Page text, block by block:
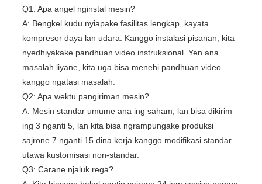
Q1: Apa angel nginstal mesin?
A: Bengkel kudu nyiapake fasilitas lengkap, kayata
kompresor daya lan udara. Kanggo instalasi pisanan, kita
nyedhiyakake pandhuan video instruksional. Yen ana
masalah liyane, kita uga bisa menehi pandhuan video
kanggo ngatasi masalah.
Q2: Apa wektu pangiriman mesin?
A: Mesin standar umume ana ing saham, lan bisa dikirim
ing 3 nganti 5, lan kita bisa ngrampungake produksi
sajrone 7 nganti 15 dina kerja kanggo modifikasi standar
utawa kustomisasi non-standar.
Q3: Carane njaluk rega?